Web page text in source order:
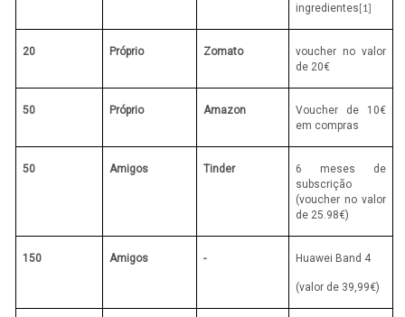
ingredientes [1]
20 Próprio Zomato
voucher no valor
de 20€
50 Próprio Amazon
Voucher de 10€
em compras
50 Amigos Tinder
6 meses de
subscrição
(voucher no valor
de 25.98€)
150 Amigos - Huawei Band 4
(valor de 39,99€)